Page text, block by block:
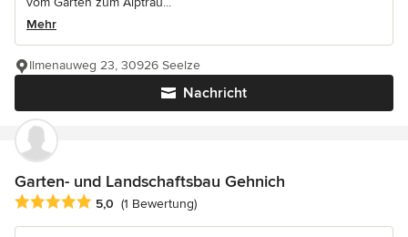
Mehr
Nachricht
Ilmenauweg 23, 30926 Seelze
Garten- und Landschaftsbau Gehnich
Durchschnittliche Bewertung: 5 von 5 Sternen
5,0 (1 Bewertung)